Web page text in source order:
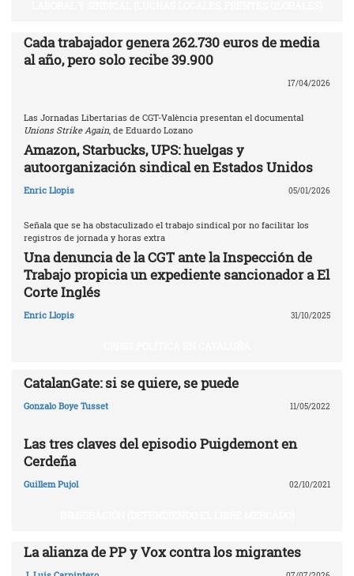
Cada trabajador genera 262.730 euros de media
al año, pero solo recibe 39.900
17/04/2026
Las Jornadas Libertarias de CGT-València presentan el documental
Unions Strike Again , de Eduardo Lozano
Amazon, Starbucks, UPS: huelgas y
autoorganización sindical en Estados Unidos
Enric Llopis 05/01/2026
Señala que se ha obstaculizado el trabajo sindical por no facilitar los
registros de jornada y horas extra
Una denuncia de la CGT ante la Inspección de
Trabajo propicia un expediente sancionador a El
Corte Inglés
Enric Llopis 31/10/2025
CatalanGate: si se quiere, se puede
Gonzalo Boye Tusset 11/05/2022
Las tres claves del episodio Puigdemont en
Cerdeña
Guillem Pujol 02/10/2021
La alianza de PP y Vox contra los migrantes